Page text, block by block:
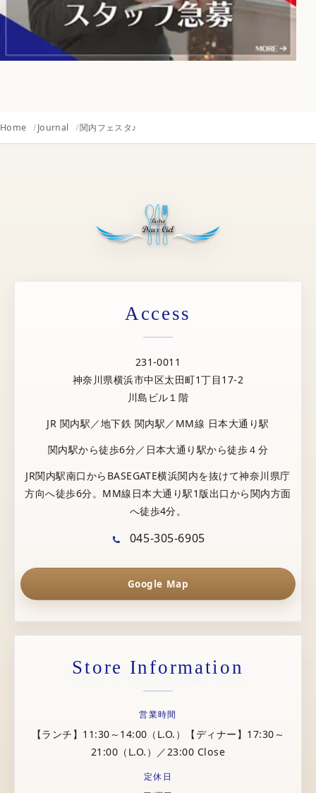
Home Journal 関内フェスタ♪
Access
231-0011
神奈川県横浜市中区太田町1丁目17-2
川島ビル１階
JR 関内駅／地下鉄 関内駅／MM線 日本大通り駅
関内駅から徒歩6分／日本大通り駅から徒歩４分
JR関内駅南口からBASEGATE横浜関内を抜けて神奈川県庁
方向へ徒歩6分。MM線日本大通り駅1版出口から関内方面
へ徒歩4分。
045-305-6905
Google Map
Store Information
営業時間
【ランチ】11:30～14:00（L.O.）【ディナー】17:30～
21:00（L.O.）／23:00 Close
定休日